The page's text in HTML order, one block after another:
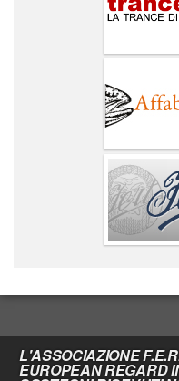
L'ASSOCIAZIONE
EUROPEAN REGARD